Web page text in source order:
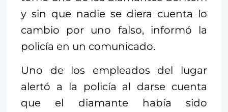
y sin que nadie se diera cuenta lo
cambio por uno falso, informó la
policía en un comunicado.
Uno de los empleados del lugar
alertó a la policía al darse cuenta
que el diamante había sido